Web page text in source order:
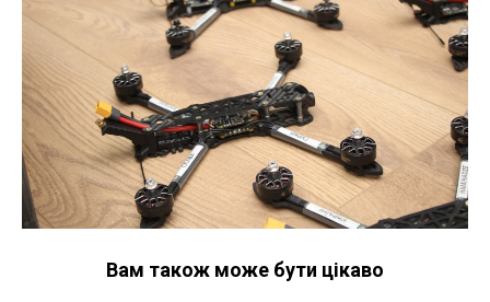
Вам також може бути цікаво